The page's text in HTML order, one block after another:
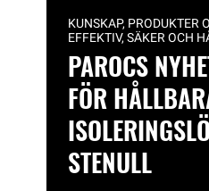
KUNSKAP, PRODUKTER
EFFEKTIV, SÄKER OCH
PAROCS
FÖR
STENULL